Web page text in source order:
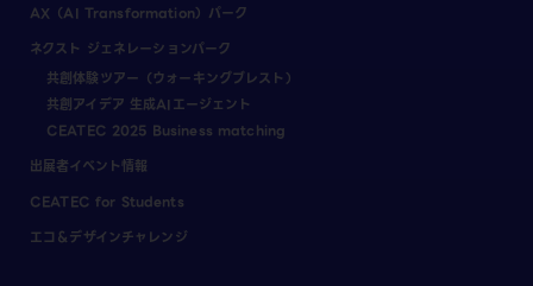
AX（AI Transformation）パーク
ネクスト ジェネレーションパーク
共創体験ツアー（ウォーキングブレスト）
共創アイデア 生成AIエージェント
CEATEC 2025 Business matching
出展者イベント情報
CEATEC for Students
エコ＆デザインチャレンジ